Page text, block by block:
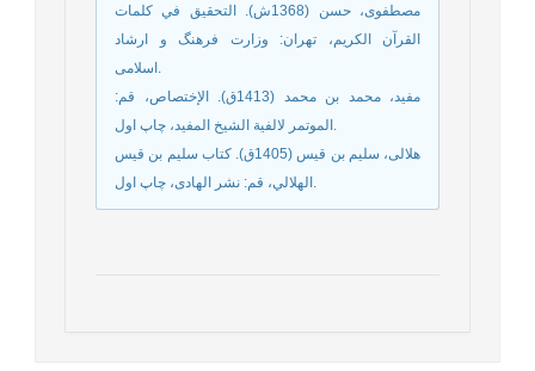
مصطفوی، حسن (1368ش). التحقيق في كلمات
القرآن الكريم، تهران: وزارت فرهنگ و ارشاد
اسلامی.
مفيد، محمد بن محمد (1413ق). الإختصاص، قم:
الموتمر لالفية الشيخ المفيد‏، چاپ اول.
هلالی، سلیم بن قیس (1405ق). كتاب سليم بن قيس
الهلالي، قم: نشر الهادی‏، چاپ اول.